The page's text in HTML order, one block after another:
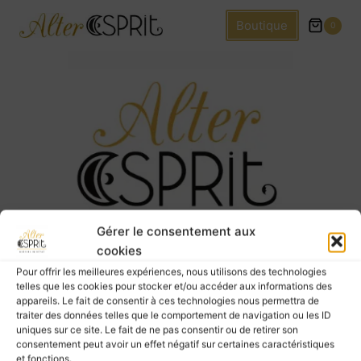
Gérer le consentement aux
cookies
Pour offrir les meilleures expériences, nous utilisons des technologies
telles que les cookies pour stocker et/ou accéder aux informations des
appareils. Le fait de consentir à ces technologies nous permettra de
traiter des données telles que le comportement de navigation ou les ID
uniques sur ce site. Le fait de ne pas consentir ou de retirer son
consentement peut avoir un effet négatif sur certaines caractéristiques
et fonctions.
Boutique 0
Mon compte L’Alter Blog